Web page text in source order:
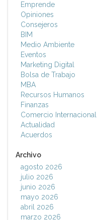
Emprende
Opiniones
Consejeros
BIM
Medio Ambiente
Eventos
Marketing Digital
Bolsa de Trabajo
MBA
Recursos Humanos
Finanzas
Comercio Internacional
Actualidad
Acuerdos
Archivo
agosto 2026
julio 2026
junio 2026
mayo 2026
abril 2026
marzo 2026